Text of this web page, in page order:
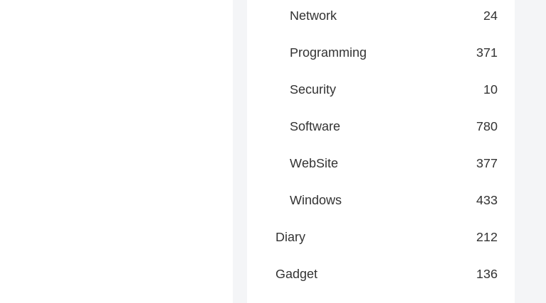
Network 24
Programming 371
Security 10
Software 780
WebSite 377
Windows 433
Diary 212
Gadget 136